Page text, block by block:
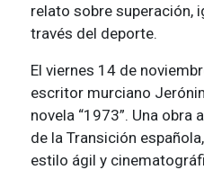
relato sobre superación,
través del deporte.
El viernes 14 de
escritor murciano
novela “1973”. Una obra
de la Transición
estilo ágil y